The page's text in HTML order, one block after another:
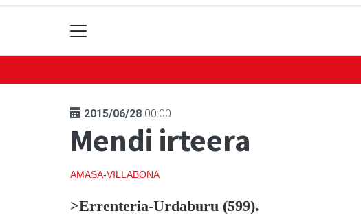
2015/06/28 00:00
Mendi irteera
AMASA-VILLABONA
>Errenteria-Urdaburu (599).